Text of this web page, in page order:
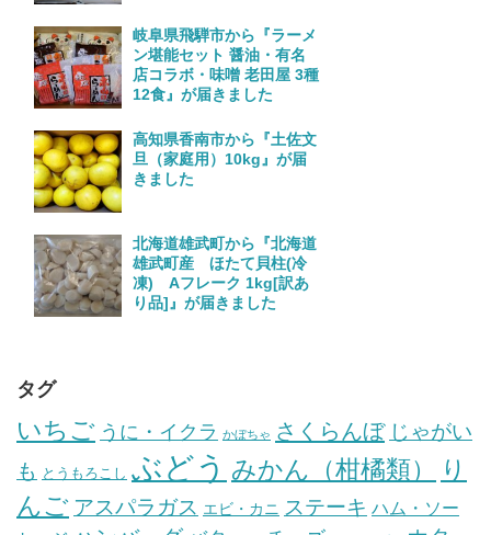
岐阜県飛騨市から『ラーメ
ン堪能セット 醤油・有名
店コラボ・味噌 老田屋 3種
12食』が届きました
高知県香南市から『土佐文
旦（家庭用）10kg』が届
きました
北海道雄武町から『北海道
雄武町産 ほたて貝柱(冷
凍) Aフレーク 1kg[訳あ
り品]』が届きました
タグ
いちご うに・イクラ かぼちゃ さくらんぼ じゃがい
も とうもろこし ぶどう みかん（柑橘類）
り
んご アスパラガス エビ・カニ ステーキ ハム・ソー